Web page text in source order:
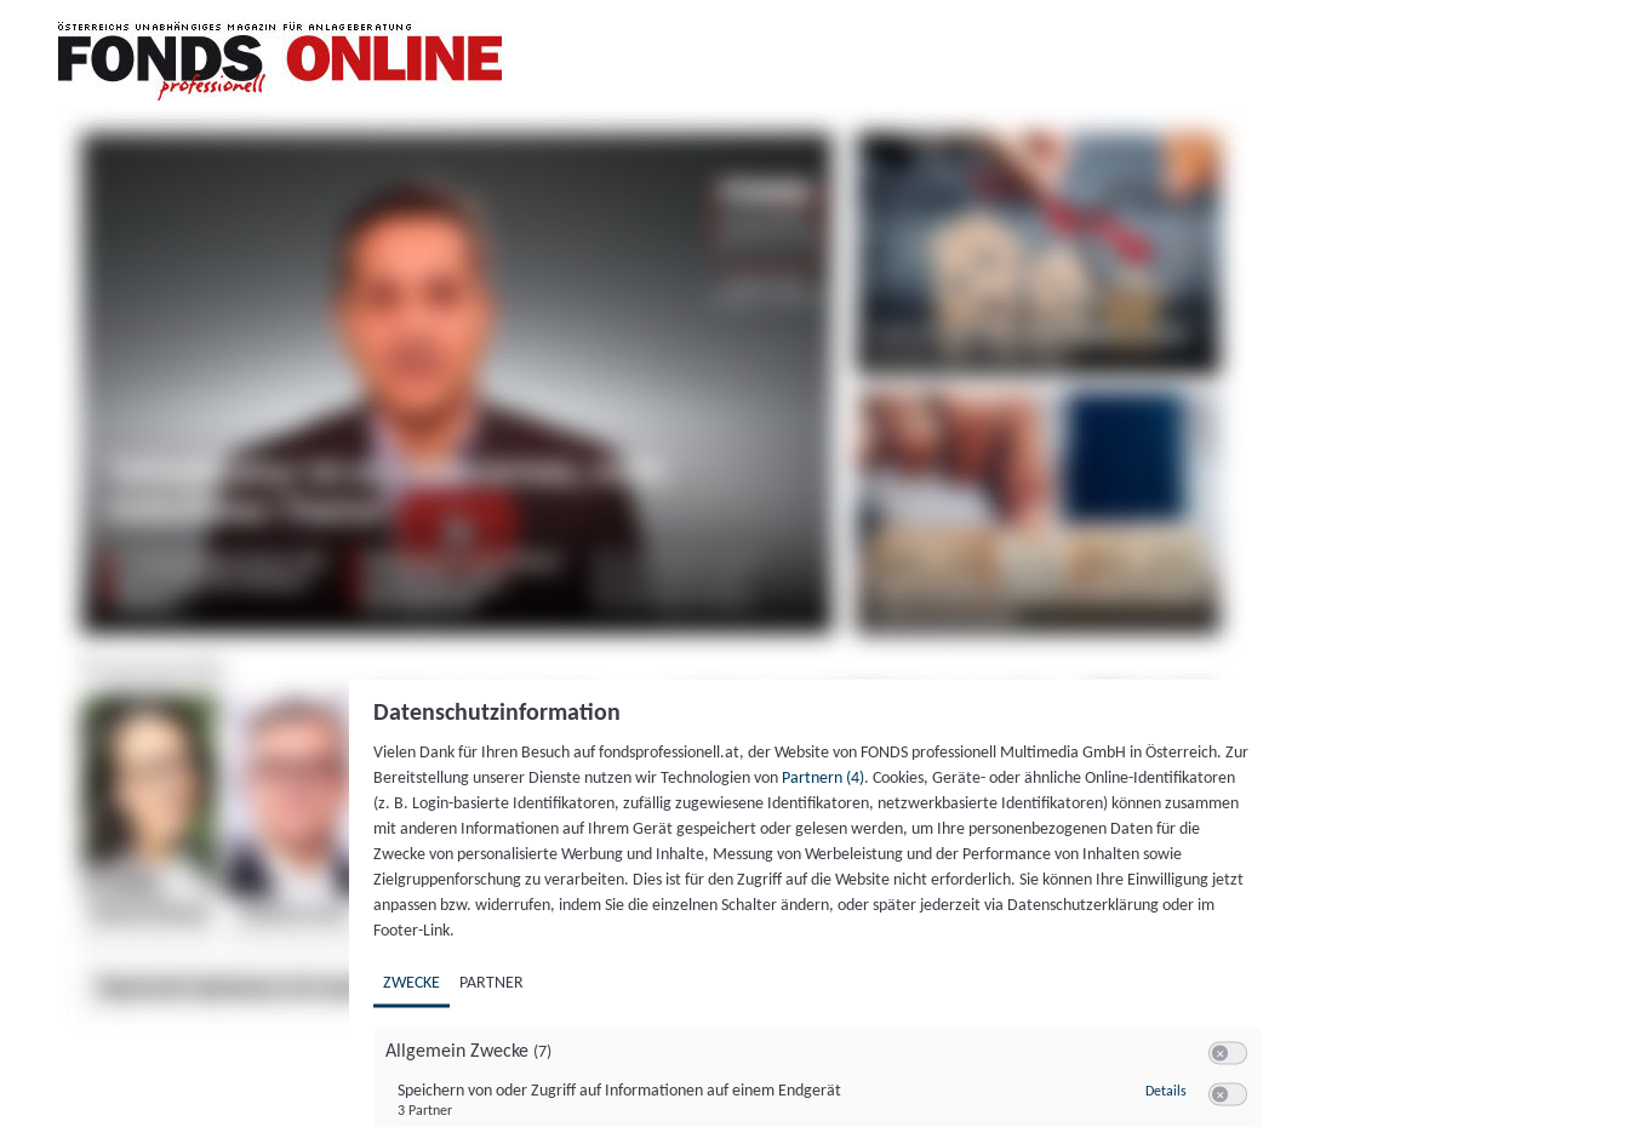
Datenschutzinformation
Vielen Dank für Ihren Besuch auf fondsprofessionell.at, der Website von FONDS professionell Multimedia GmbH in Österreich. Zur
Bereitstellung unserer Dienste nutzen wir Technologien von Partnern (4). Cookies, Geräte- oder ähnliche Online-Identifikatoren
(z. B. Login-basierte Identifikatoren, zufällig zugewiesene Identifikatoren, netzwerkbasierte Identifikatoren) können zusammen
mit anderen Informationen auf Ihrem Gerät gespeichert oder gelesen werden, um Ihre personenbezogenen Daten für die
Zwecke von personalisierte Werbung und Inhalte, Messung von Werbeleistung und der Performance von Inhalten sowie
Zielgruppenforschung zu verarbeiten. Dies ist für den Zugriff auf die Website nicht erforderlich. Sie können Ihre Einwilligung jetzt
anpassen bzw. widerrufen, indem Sie die einzelnen Schalter ändern, oder später jederzeit via Datenschutzerklärung oder im
Footer-Link.
ZWECKE PARTNER
Allgemein Zwecke (7)
Speichern von oder Zugriff auf Informationen auf einem Endgerät
3 Partner
Details zu Speichern von oder Zugriff auf Informationen auf einem Endgerät